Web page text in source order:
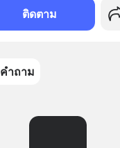
ติดตาม
คำถาม